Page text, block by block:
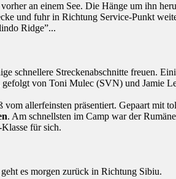
an einem See. Die Hänge um ihn
und fuhr in Richtung Service-Punkt
Ridge”...
schnellere Streckenabschnitte freuen.
gefolgt von Toni Mulec (SVN) und Jamie
allerfeinsten präsentiert. Gepaart mit
. Am schnellsten im Camp war der
für sich.
es morgen zurück in Richtung Sibiu.